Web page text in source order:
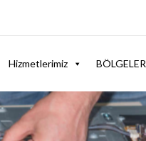
Hizmetlerimiz BÖLGELER